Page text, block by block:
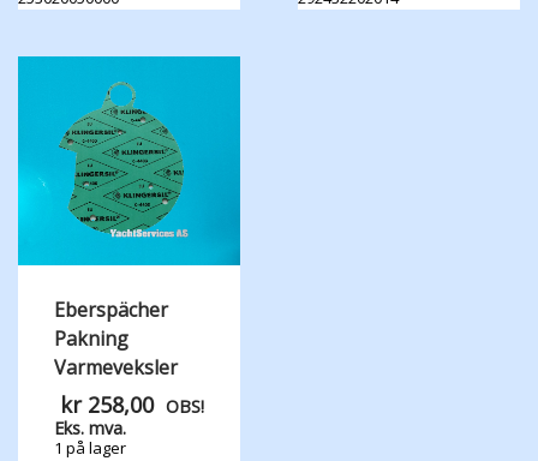
Eberspächer
Pakning
Varmeveksler
kr258,00 OBS!
Eks. mva.
1 på lager